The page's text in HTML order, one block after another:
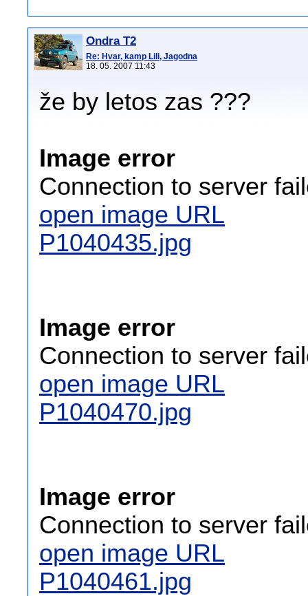
Ondra T2
Re: Hvar, kamp Lili, Jagodna
18. 05. 2007 11:43
že by letos zas ???
Image error
Connection to server
open image URL
P1040435.jpg
Image error
Connection to server
open image URL
P1040470.jpg
Image error
Connection to server
open image URL
P1040461.jpg